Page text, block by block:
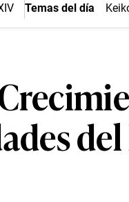
Temas del día